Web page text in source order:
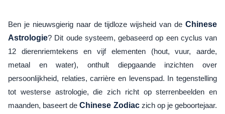
Ben je nieuwsgierig naar de tijdloze wijsheid van de Chinese
Astrologie? Dit oude systeem, gebaseerd op een cyclus van
12 dierenriemtekens en vijf elementen (hout, vuur, aarde,
metaal en water), onthult diepgaande inzichten over
persoonlijkheid, relaties, carrière en levenspad. In tegenstelling
tot westerse astrologie, die zich richt op sterrenbeelden en
maanden, baseert deChinese Zodiaczich op je geboortejaar.